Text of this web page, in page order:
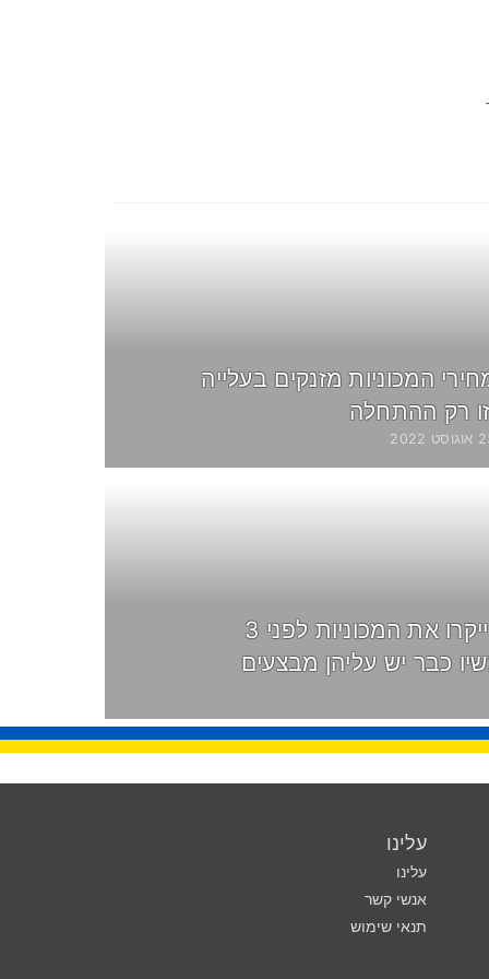
המכוניות מזנקים בעלייה
רק ההתחלה
2022
היבואנים ייקרו את המכוניות לפני 3
כבר יש עליהן מבצעים
עלינו
עלינו
אנשי קשר
תנאי שימוש